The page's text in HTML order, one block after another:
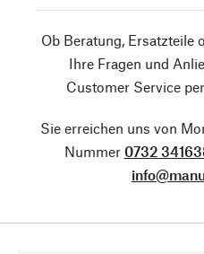
Ob Beratung, Ersatzteile
Ihre Fragen und
Customer Service
Sie erreichen uns von
Nummer 0732